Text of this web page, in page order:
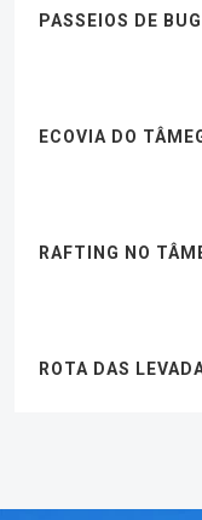
PASSEIOS DE
ECOVIA DO
RAFTING NO
ROTA DAS